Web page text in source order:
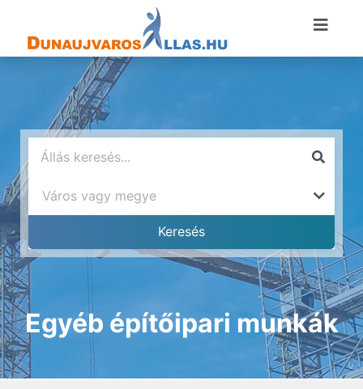
Egyéb építőipari munkák